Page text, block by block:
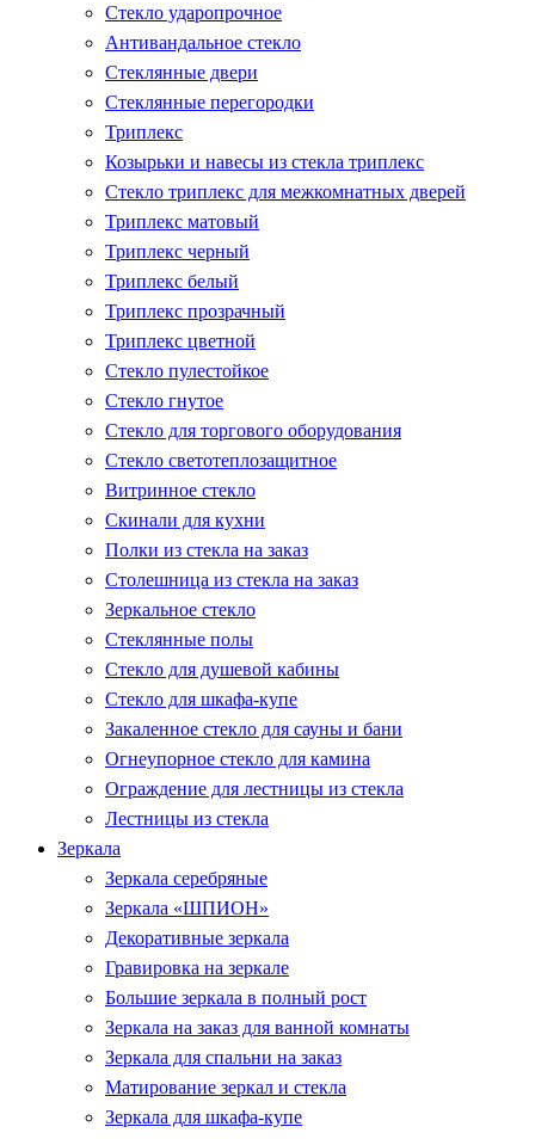
Стекло ударопрочное
Антивандальное стекло
Стеклянные двери
Стеклянные перегородки
Триплекс
Козырьки и навесы из стекла триплекс
Стекло триплекс для межкомнатных дверей
Триплекс матовый
Триплекс черный
Триплекс белый
Триплекс прозрачный
Триплекс цветной
Стекло пулестойкое
Стекло гнутое
Стекло для торгового оборудования
Стекло светотеплозащитное
Витринное стекло
Скинали для кухни
Полки из стекла на заказ
Столешница из стекла на заказ
Зеркальное стекло
Стеклянные полы
Стекло для душевой кабины
Стекло для шкафа-купе
Закаленное стекло для сауны и бани
Огнеупорное стекло для камина
Ограждение для лестницы из стекла
Лестницы из стекла
Зеркала
Зеркала серебряные
Зеркала «ШПИОН»
Декоративные зеркала
Гравировка на зеркале
Большие зеркала в полный рост
Зеркала на заказ для ванной комнаты
Зеркала для спальни на заказ
Матирование зеркал и стекла
Зеркала для шкафа-купе